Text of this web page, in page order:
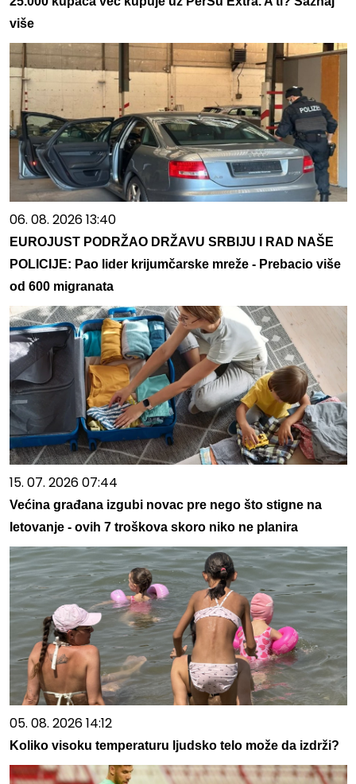
više
06. 08. 2026 13:40
EUROJUST PODRŽAO DRŽAVU SRBIJU I RAD NAŠE
POLICIJE: Pao lider krijumčarske mreže - Prebacio više
od 600 migranata
15. 07. 2026 07:44
Većina građana izgubi novac pre nego što stigne na
letovanje - ovih 7 troškova skoro niko ne planira
05. 08. 2026 14:12
Koliko visoku temperaturu ljudsko telo može da izdrži?